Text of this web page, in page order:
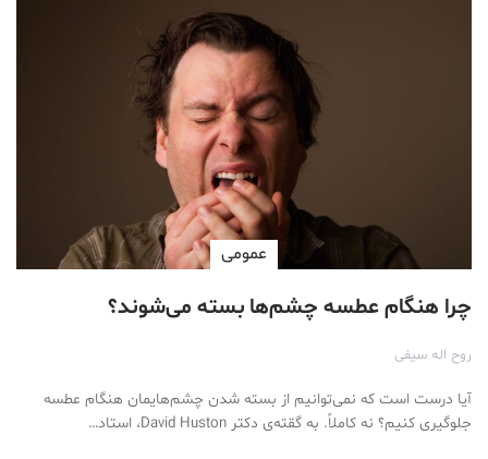
عمومی
چرا هنگام عطسه چشم‌ها بسته می‌شوند؟
روح اله سیفی
آیا درست است که نمی‌توانیم از بسته شدن چشم‌هایمان هنگام عطسه
جلوگیری کنیم؟ نه کاملاً. به گقته‌ی دکتر David Huston، استاد…